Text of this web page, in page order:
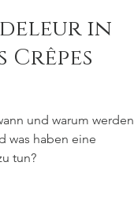
in
Crêpes
und warum werden
was haben eine
tun?